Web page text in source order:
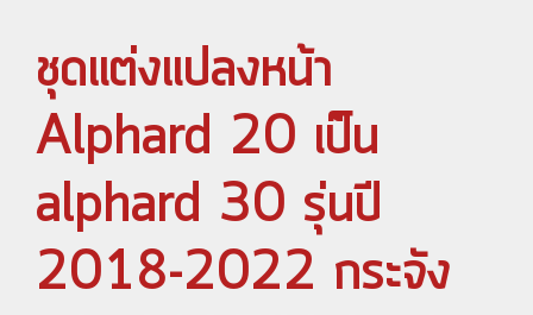
ชุดแต่งแปลงหน้า
Alphard 20 เป็น
alphard 30 รุ่นปี
2018-2022 กระจัง